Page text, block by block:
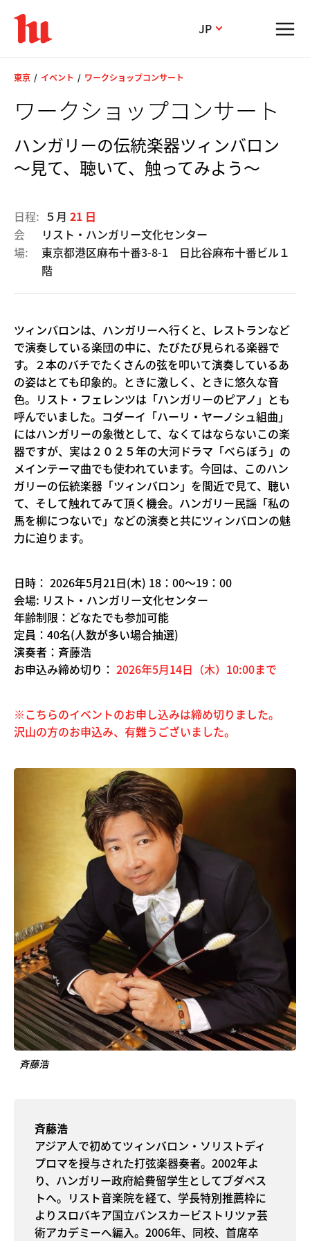
JP
東京 イベント ワークショップコンサート
ワークショップコンサート
ハンガリーの伝統楽器ツィンバロン
～見て、聴いて、触ってみよう～
日程: ５月 21 日
会
場:
リスト・ハンガリー文化センター
東京都港区麻布十番3-8-1 日比谷麻布十番ビル１
階
ツィンバロンは、ハンガリーへ行くと、レストランなど
で演奏している楽団の中に、たびたび見られる楽器で
す。２本のバチでたくさんの弦を叩いて演奏しているあ
の姿はとても印象的。ときに激しく、ときに悠久な音
色。リスト・フェレンツは「ハンガリーのピアノ」とも
呼んでいました。コダーイ「ハーリ・ヤーノシュ組曲」
にはハンガリーの象徴として、なくてはならないこの楽
器ですが、実は２０２５年の大河ドラマ「べらぼう」の
メインテーマ曲でも使われています。今回は、このハン
ガリーの伝統楽器「ツィンバロン」を間近で見て、聴い
て、そして触れてみて頂く機会。ハンガリー民謡「私の
馬を柳につないで」などの演奏と共にツィンバロンの魅
力に迫ります。
日時： 2026年5月21日(木) 18：00～19：00
会場: リスト・ハンガリー文化センター
年齢制限：どなたでも参加可能
定員：40名(人数が多い場合抽選)
演奏者：斉藤浩
お申込み締め切り： 2026年5月14日（木）10:00まで
※こちらのイベントのお申し込みは締め切りました。
沢山の方のお申込み、有難うございました。
斉藤浩
斉藤浩
アジア人で初めてツィンバロン・ソリストディ
プロマを授与された打弦楽器奏者。2002年よ
り、ハンガリー政府給費留学生としてブダペス
トへ。リスト音楽院を経て、学長特別推薦枠に
よりスロバキア国立バンスカービストリツァ芸
術アカデミーへ編入。2006年、同校、首席卒